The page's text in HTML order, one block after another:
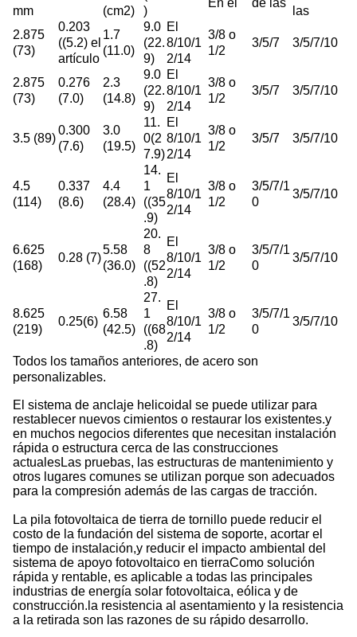
mm
(cm2)
)
En el
de las
las
2.875
(73)
0.203
((5.2) el
artículo
1.7
(11.0)
9.0
(22.
9)
El
8/10/1
2/14
3/8 o
1/2
3/5/7 3/5/7/10
2.875
(73)
0.276
(7.0)
2.3
(14.8)
9.0
(22.
9)
El
8/10/1
2/14
3/8 o
1/2
3/5/7 3/5/7/10
3.5 (89)
0.300
(7.6)
3.0
(19.5)
11.
0(2
7.9)
El
8/10/1
2/14
3/8 o
1/2
3/5/7 3/5/7/10
4.5
(114)
0.337
(8.6)
4.4
(28.4)
14.
1
((35
.9)
El
8/10/1
2/14
3/8 o
1/2
3/5/7/1
0
3/5/7/10
6.625
(168)
0.28 (7)
5.58
(36.0)
20.
8
((52
.8)
El
8/10/1
2/14
3/8 o
1/2
3/5/7/1
0
3/5/7/10
8.625
(219)
0.25(6)
6.58
(42.5)
27.
1
((68
.8)
El
8/10/1
2/14
3/8 o
1/2
3/5/7/1
0
3/5/7/10
Todos los tamaños anteriores, de acero son
personalizables.
El sistema de anclaje helicoidal se puede utilizar para
restablecer nuevos cimientos o restaurar los existentes.y
en muchos negocios diferentes que necesitan instalación
rápida o estructura cerca de las construcciones
actualesLas pruebas, las estructuras de mantenimiento y
otros lugares comunes se utilizan porque son adecuados
para la compresión además de las cargas de tracción.
La pila fotovoltaica de tierra de tornillo puede reducir el
costo de la fundación del sistema de soporte, acortar el
tiempo de instalación,y reducir el impacto ambiental del
sistema de apoyo fotovoltaico en tierraComo solución
rápida y rentable, es aplicable a todas las principales
industrias de energía solar fotovoltaica, eólica y de
construcción.la resistencia al asentamiento y la resistencia
a la retirada son las razones de su rápido desarrollo.